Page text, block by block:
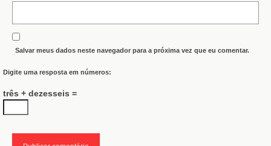
Salvar meus dados neste navegador para a próxima vez que eu comentar.
Digite uma resposta em números:
três + dezesseis =